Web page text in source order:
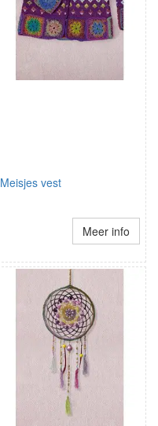
Meisjes vest
Meer info